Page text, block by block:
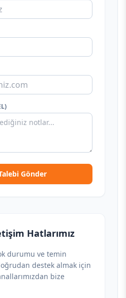
Gönder
Hatlarımız
durumu ve temin
destek almak için
bize